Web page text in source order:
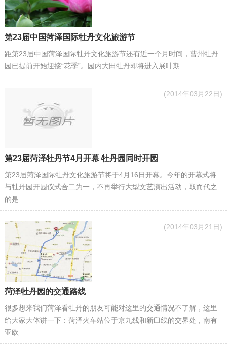
第23届中国菏泽国际牡丹文化旅游节
距第23届中国菏泽国际牡丹文化旅游节还有近一个月时间，曹州牡丹
园已提前开始迎接“花季”。园内大田牡丹即将进入展叶期
(2014年03月22日)
第23届菏泽牡丹节4月开幕 牡丹园同时开园
第23届菏泽国际牡丹文化旅游节将于4月16日开幕。今年的开幕式将
与牡丹园开园仪式合二为一，不再举行大型文艺演出活动，取而代之
的是
(2014年03月21日)
菏泽牡丹园的交通路线
很多想来我们菏泽看牡丹的朋友可能对这里的交通情况不了解，这里
给大家大体讲一下：菏泽火车站位于京九线和新臼线的交界处，南有
亚欧